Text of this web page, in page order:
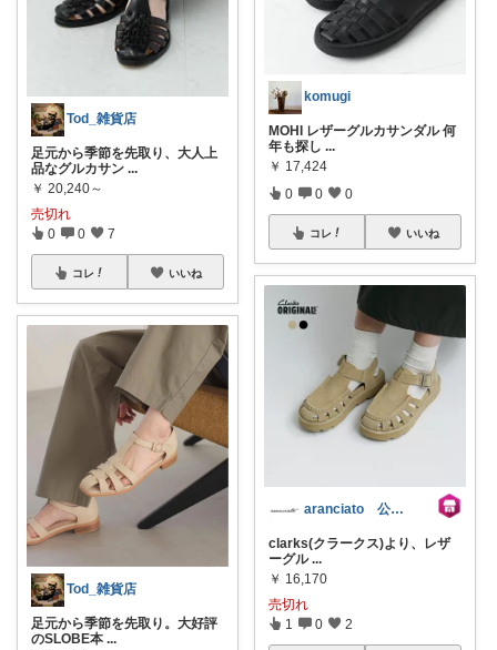
Tod_雑貨店
足元から季節を先取り、大人上
品なグルカサン ...
￥ 20,240～
売切れ
0 0 7
コレ いいね
Tod_雑貨店
足元から季節を先取り。大好評
のSLOBE本 ...
komugi
MOHI レザーグルカサンダル 何
年も探し ...
￥ 17,424
0 0 0
コレ いいね
aranciato 公式アカウント
clarks(クラークス)より、レザ
ーグル ...
￥ 16,170
売切れ
1 0 2